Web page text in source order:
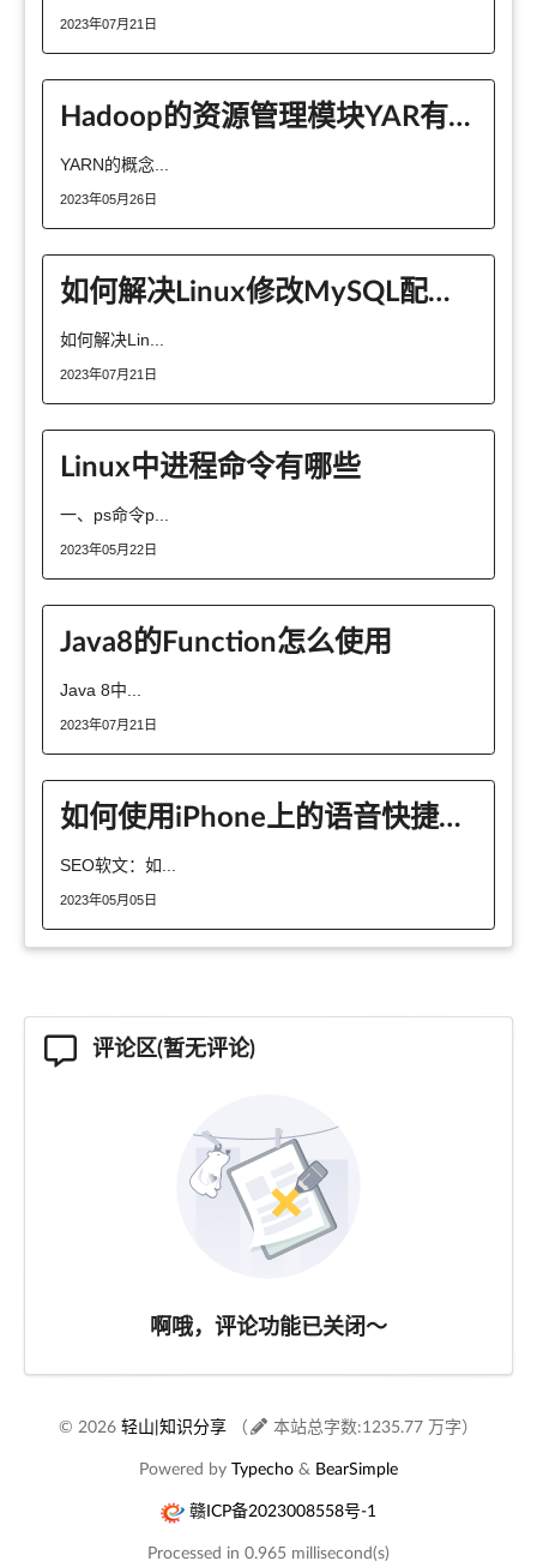
2023年07月21日
Hadoop的资源管理模块YAR有什么用
YARN的概念...
2023年05月26日
如何解决Linux修改MySQL配置不生效的问题
如何解决Lin...
2023年07月21日
Linux中进程命令有哪些
一、ps命令p...
2023年05月22日
Java8的Function怎么使用
Java 8中...
2023年07月21日
如何使用iPhone上的语音快捷输入快速输入短语
SEO软文：如...
2023年05月05日
评论区(暂无评论)
啊哦，评论功能已关闭～
© 2026轻山|知识分享 （ 本站总字数:1235.77 万字）
Powered by Typecho & BearSimple
赣ICP备2023008558号-1
Processed in 0.965 millisecond(s)